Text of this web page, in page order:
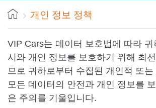
개인 정보 정책
VIP Cars는 데이터 보호법에 따라 귀
시와 개인 정보를 보호하기 위해 최
므로 귀하로부터 수집된 개인적 또는
모든 데이터의 안전과 개인 정보를
은 주의를 기울입니다.